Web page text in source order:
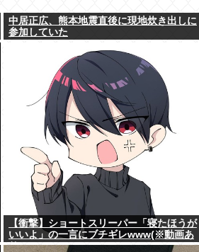
中居正広、熊本地震直後に現地炊き出しに
参加していた
【衝撃】ショートスリーパー「寝たほうが
いいよ」の一言にブチギレwww(※動画あ
り)